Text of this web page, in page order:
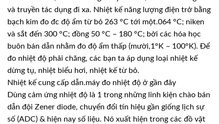
và truyền tác dụng đi xa. Nhiệt kế năng lượng điện trở bằng
bạch kim đo đc độ ẩm từ bỏ 263 °C tới một.064 °C; niken
và sắt đến 300 °C; đồng 50 °C – 180 °C; bởi các hóa học
buôn bán dẫn nhằm đo độ ẩm thấp (mười,1°K – 100°K). Để
đo nhiệt độ phải chăng, các bạn ta áp dụng loại nhiệt kế
dừng tụ, nhiệt biểu hơi, nhiệt kế từ bỏ.
Nhiệt kế cung cấp dẫn.máy đo nhiệt độ ở gần đây
Dùng cảm ứng nhiệt độ là 1 trong những linh kiện chào bán
dẫn đội Zener diode, chuyển đổi tín hiệu gần giống lịch sự
số (ADC) & hiện nay số liệu. Nó xuất hiện trong các đồ vật